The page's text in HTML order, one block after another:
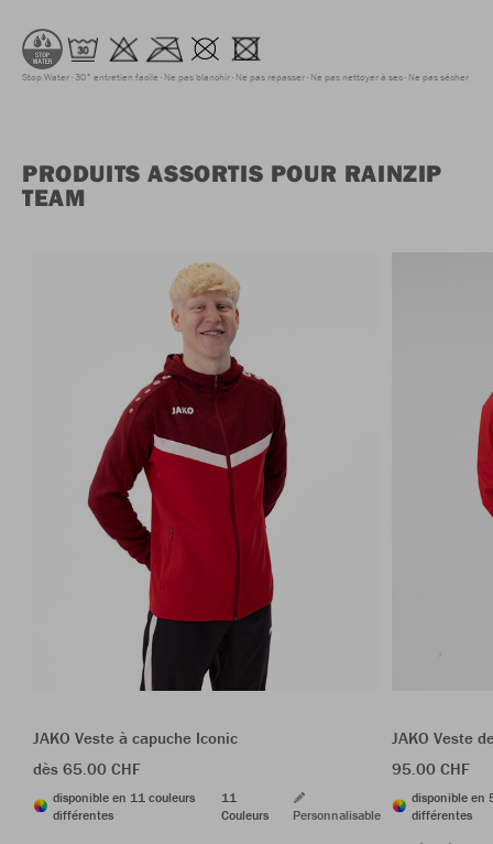
Stop Water 30° entretien facile Ne pas blanchir Ne pas repasser Ne pas nettoyer à sec Ne pas sécher
PRODUITS ASSORTIS POUR RAINZIP
TEAM
JAKO Veste à capuche Iconic
dès 65.00 CHF
disponible en 11 couleurs
différentes
11
Couleurs
Personnalisable
JAKO Veste
95.00 CHF
disponible en
différentes